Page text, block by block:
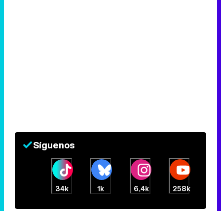
Síguenos
34k 1k 6,4k 258k